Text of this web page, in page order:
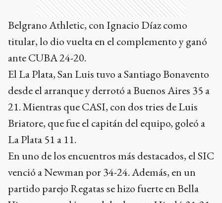
Belgrano Athletic, con Ignacio Díaz como
titular, lo dio vuelta en el complemento y ganó
ante CUBA 24-20.
El La Plata, San Luis tuvo a Santiago Bonavento
desde el arranque y derrotó a Buenos Aires 35 a
21. Mientras que CASI, con dos tries de Luis
Briatore, que fue el capitán del equipo, goleó a
La Plata 51 a 11.
En uno de los encuentros más destacados, el SIC
venció a Newman por 34-24. Además, en un
partido parejo Regatas se hizo fuerte en Bella